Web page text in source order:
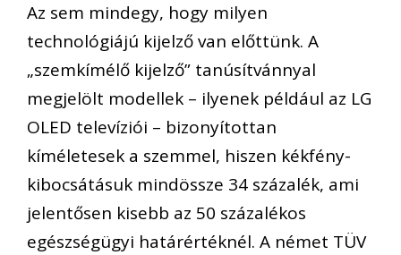
Az sem mindegy, hogy milyen
technológiájú kijelző van előttünk. A
„szemkímélő kijelző” tanúsítvánnyal
megjelölt modellek – ilyenek például az LG
OLED televíziói – bizonyítottan
kíméletesek a szemmel, hiszen kékfény-
kibocsátásuk mindössze 34 százalék, ami
jelentősen kisebb az 50 százalékos
egészségügyi határértéknél. A német TÜV